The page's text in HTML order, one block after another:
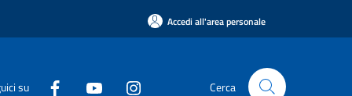
Accedi all'area personale
su Cerca